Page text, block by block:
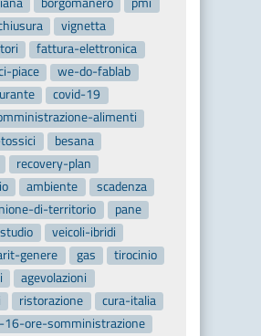
vignetta
fattura-elettronica
piace
we-do-fablab
covid-19
alimenti
besana
recovery-plan
ambiente
scadenza
di-territorio
pane
studio
veicoli-ibridi
genere gas
tirocinio
agevolazioni
ristorazione
cura-italia
16-ore-somministrazione